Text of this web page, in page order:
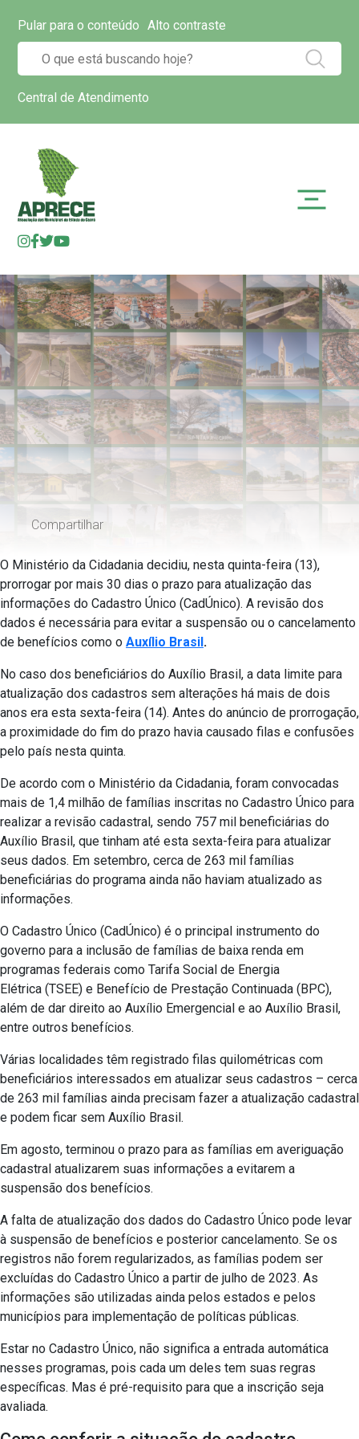
Pular para o conteúdo Alto contraste
Central de Atendimento
Compartilhar
O Ministério da Cidadania decidiu, nesta quinta-feira (13),
prorrogar por mais 30 dias o prazo para atualização das
informações do Cadastro Único (CadÚnico). A revisão dos
dados é necessária para evitar a suspensão ou o cancelamento
de benefícios como o Auxílio Brasil.
No caso dos beneficiários do Auxílio Brasil, a data limite para
atualização dos cadastros sem alterações há mais de dois
anos era esta sexta-feira (14). Antes do anúncio de prorrogação,
a proximidade do fim do prazo havia causado filas e confusões
pelo país nesta quinta.
De acordo com o Ministério da Cidadania, foram convocadas
mais de 1,4 milhão de famílias inscritas no Cadastro Único para
realizar a revisão cadastral, sendo 757 mil beneficiárias do
Auxílio Brasil, que tinham até esta sexta-feira para atualizar
seus dados. Em setembro, cerca de 263 mil famílias
beneficiárias do programa ainda não haviam atualizado as
informações.
O Cadastro Único (CadÚnico) é o principal instrumento do
governo para a inclusão de famílias de baixa renda em
programas federais como Tarifa Social de Energia
Elétrica (TSEE) e Benefício de Prestação Continuada (BPC),
além de dar direito ao Auxílio Emergencial e ao Auxílio Brasil,
entre outros benefícios.
Várias localidades têm registrado filas quilométricas com
beneficiários interessados em atualizar seus cadastros – cerca
de 263 mil famílias ainda precisam fazer a atualização cadastral
e podem ficar sem Auxílio Brasil.
Em agosto, terminou o prazo para as famílias em averiguação
cadastral atualizarem suas informações a evitarem a
suspensão dos benefícios.
A falta de atualização dos dados do Cadastro Único pode levar
à suspensão de benefícios e posterior cancelamento. Se os
registros não forem regularizados, as famílias podem ser
excluídas do Cadastro Único a partir de julho de 2023. As
informações são utilizadas ainda pelos estados e pelos
municípios para implementação de políticas públicas.
Estar no Cadastro Único, não significa a entrada automática
nesses programas, pois cada um deles tem suas regras
específicas. Mas é pré-requisito para que a inscrição seja
avaliada.